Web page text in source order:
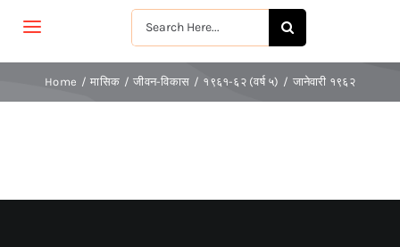
Search
for:
Toggle
Navigation
मुखपृष्ठ
श्रीरामकृष्ण
Home मासिक जीवन-विकास १९६१-६२ (वर्ष ५) जानेवारी १९६२